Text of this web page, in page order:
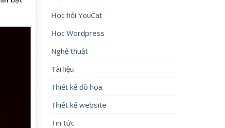
Học hỏi YouCat
Học Wordpress
Nghệ thuật
Tài liệu
Thiết kế đồ họa
Thiết kế website
Tin tức